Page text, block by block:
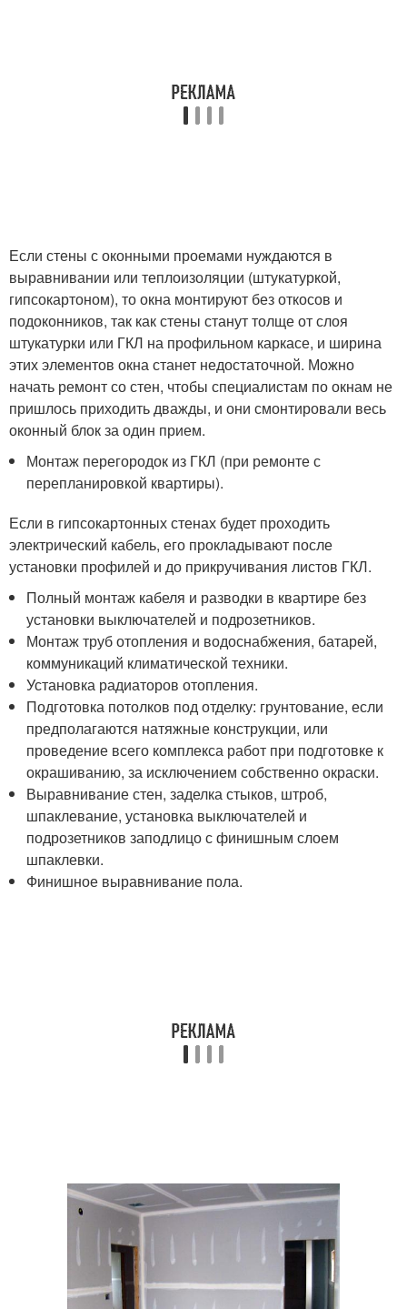
Если стены с оконными проемами нуждаются в
выравнивании или теплоизоляции (штукатуркой,
гипсокартоном), то окна монтируют без откосов и
подоконников, так как стены станут толще от слоя
штукатурки или ГКЛ на профильном каркасе, и ширина
этих элементов окна станет недостаточной. Можно
начать ремонт со стен, чтобы специалистам по окнам не
пришлось приходить дважды, и они смонтировали весь
оконный блок за один прием.
Монтаж перегородок из ГКЛ (при ремонте с
перепланировкой квартиры).
Если в гипсокартонных стенах будет проходить
электрический кабель, его прокладывают после
установки профилей и до прикручивания листов ГКЛ.
Полный монтаж кабеля и разводки в квартире без
установки выключателей и подрозетников.
Монтаж труб отопления и водоснабжения, батарей,
коммуникаций климатической техники.
Установка радиаторов отопления.
Подготовка потолков под отделку: грунтование, если
предполагаются натяжные конструкции, или
проведение всего комплекса работ при подготовке к
окрашиванию, за исключением собственно окраски.
Выравнивание стен, заделка стыков, штроб,
шпаклевание, установка выключателей и
подрозетников заподлицо с финишным слоем
шпаклевки.
Финишное выравнивание пола.